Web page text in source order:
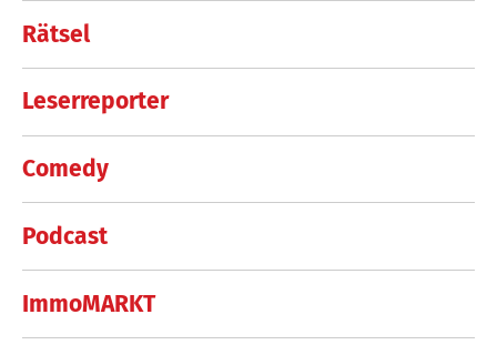
Rätsel
Leserreporter
Comedy
Podcast
ImmoMARKT